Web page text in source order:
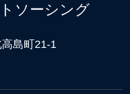
ソーシング
島町21-1